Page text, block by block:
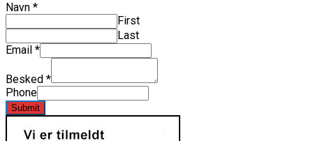
Navn *
First
Last
Email *
Besked *
Phone
Submit